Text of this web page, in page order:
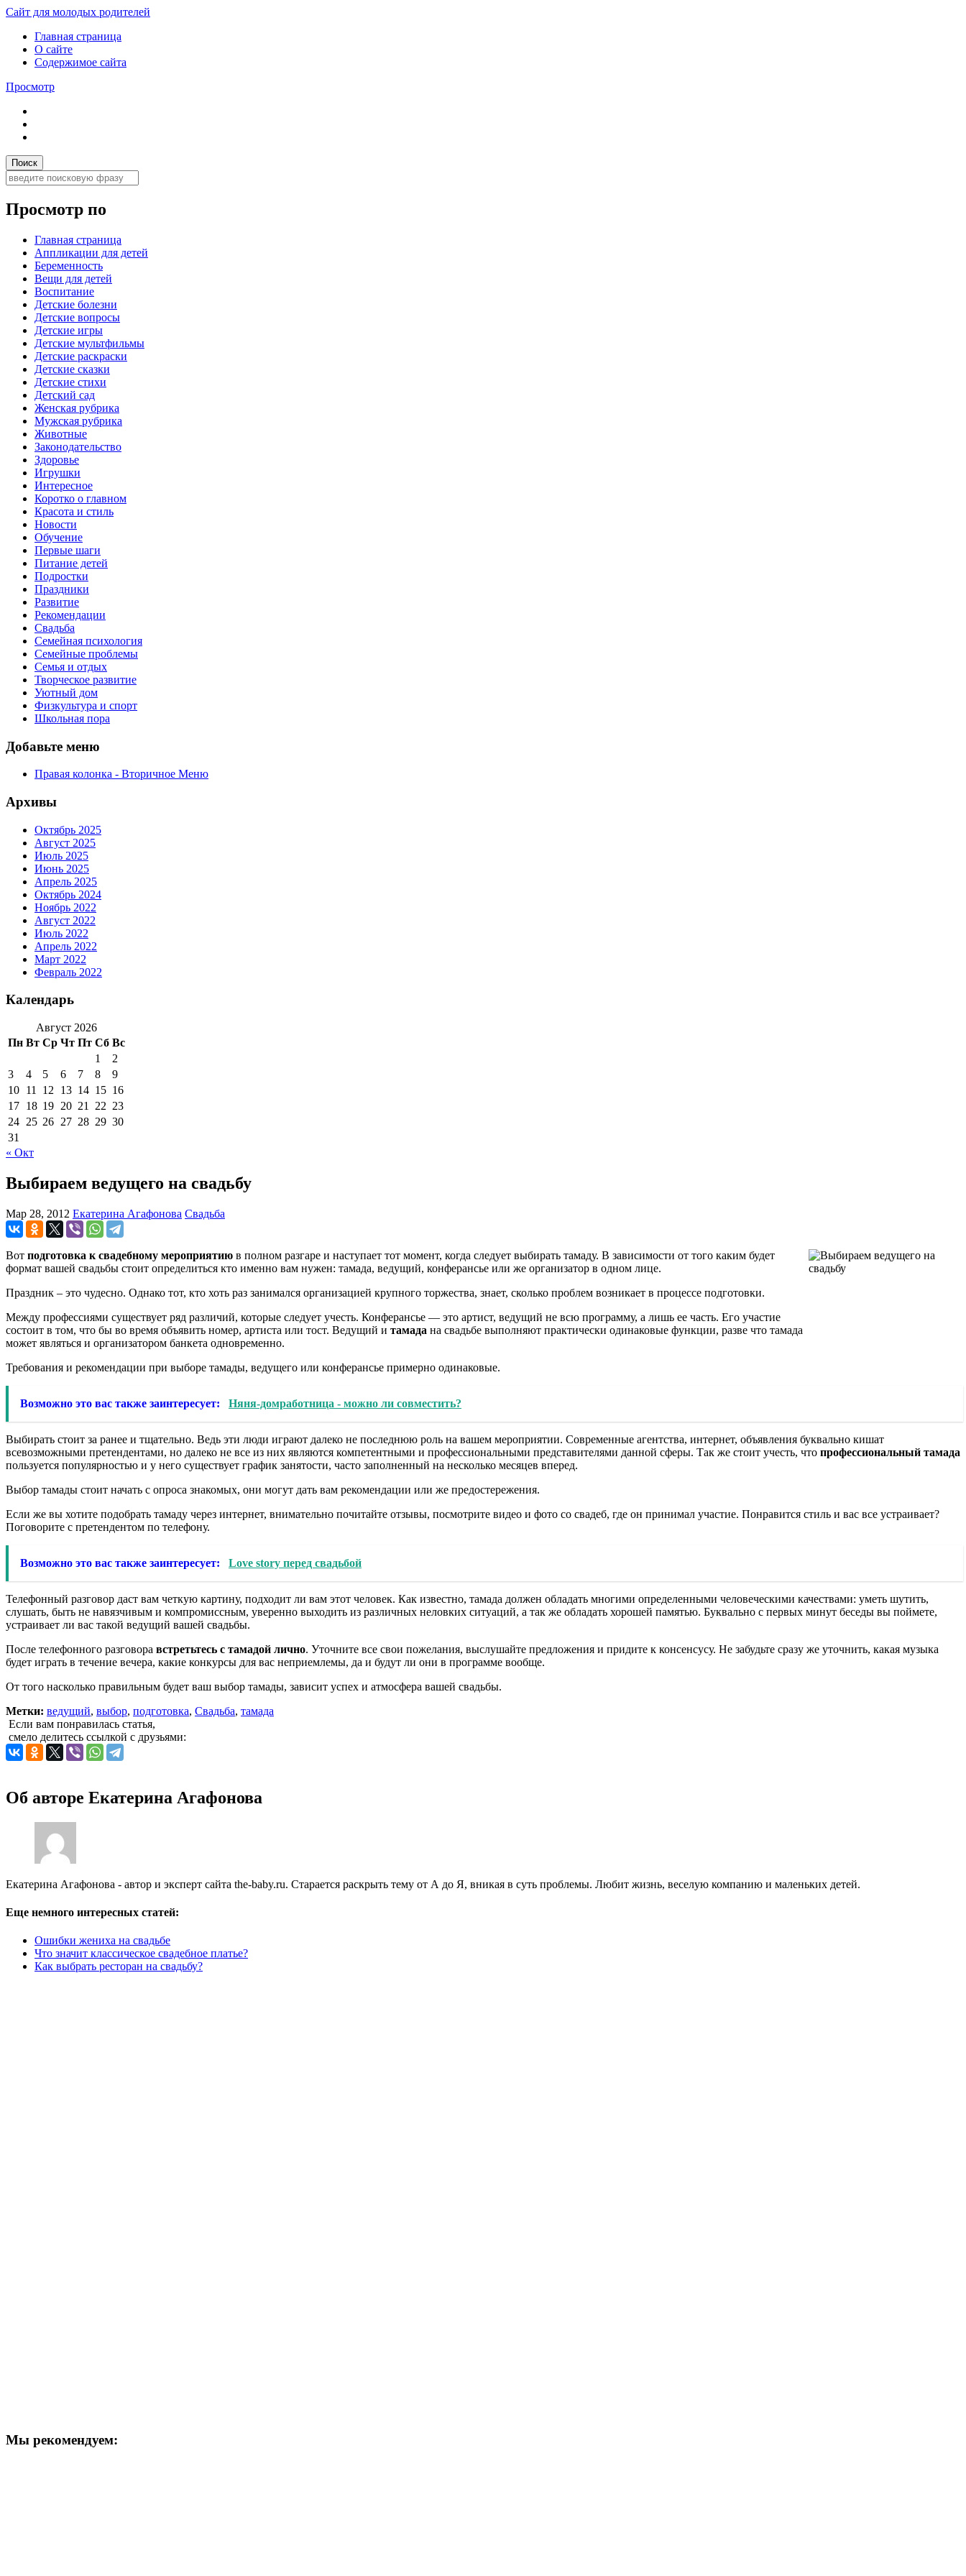
Сайт для молодых родителей
Главная страница
О сайте
Содержимое сайта
Просмотр
Просмотр по
Главная страница
Аппликации для детей
Беременность
Вещи для детей
Воспитание
Детские болезни
Детские вопросы
Детские игры
Детские мультфильмы
Детские раскраски
Детские сказки
Детские стихи
Детский сад
Женская рубрика
Мужская рубрика
Животные
Законодательство
Здоровье
Игрушки
Интересное
Коротко о главном
Красота и стиль
Новости
Обучение
Первые шаги
Питание детей
Подростки
Праздники
Развитие
Рекомендации
Свадьба
Семейная психология
Семейные проблемы
Семья и отдых
Творческое развитие
Уютный дом
Физкультура и спорт
Школьная пора
Добавьте меню
Правая колонка - Вторичное Меню
Архивы
Октябрь 2025
Август 2025
Июль 2025
Июнь 2025
Апрель 2025
Октябрь 2024
Ноябрь 2022
Август 2022
Июль 2022
Апрель 2022
Март 2022
Февраль 2022
Календарь
Август 2026
Пн Вт Ср Чт Пт Сб Вс
1
2
3
4 5 6 7 8
9
10 11 12 13 14 15 16
17 18 19 20 21 22 23
24 25 26 27 28 29 30
31
« Окт
Выбираем ведущего на свадьбу
Мар 28, 2012 Екатерина Агафонова Свадьба
Вот подготовка к свадебному мероприятию в полном разгаре и наступает тот момент, когда следует выбирать тамаду. В зависимости от того каким будет
формат вашей свадьбы стоит определиться кто именно вам нужен: тамада, ведущий, конферансье или же организатор в одном лице.
Праздник – это чудесно. Однако тот, кто хоть раз занимался организацией крупного торжества, знает, сколько проблем возникает в процессе подготовки.
Между профессиями существует ряд различий, которые следует учесть. Конферансье — это артист, ведущий не всю программу, а лишь ее часть. Его участие
состоит в том, что бы во время объявить номер, артиста или тост. Ведущий и тамада на свадьбе выполняют практически одинаковые функции, разве что тамада
может являться и организатором банкета одновременно.
Требования и рекомендации при выборе тамады, ведущего или конферансье примерно одинаковые.
Возможно это вас также заинтересует: Няня-домработница - можно ли совместить?
Выбирать стоит за ранее и тщательно. Ведь эти люди играют далеко не последнюю роль на вашем мероприятии. Современные агентства, интернет, объявления буквально кишат
всевозможными претендентами, но далеко не все из них являются компетентными и профессиональными представителями данной сферы. Так же стоит учесть, что профессиональный тамада
пользуется популярностью и у него существует график занятости, часто заполненный на несколько месяцев вперед.
Выбор тамады стоит начать с опроса знакомых, они могут дать вам рекомендации или же предостережения.
Если же вы хотите подобрать тамаду через интернет, внимательно почитайте отзывы, посмотрите видео и фото со свадеб, где он принимал участие. Понравится стиль и вас все устраивает?
Поговорите с претендентом по телефону.
Возможно это вас также заинтересует: Love story перед свадьбой
Телефонный разговор даст вам четкую картину, подходит ли вам этот человек. Как известно, тамада должен обладать многими определенными человеческими качествами: уметь шутить,
слушать, быть не навязчивым и компромиссным, уверенно выходить из различных неловких ситуаций, а так же обладать хорошей памятью. Буквально с первых минут беседы вы поймете,
устраивает ли вас такой ведущий вашей свадьбы.
После телефонного разговора встретьтесь с тамадой лично. Уточните все свои пожелания, выслушайте предложения и придите к консенсусу. Не забудьте сразу же уточнить, какая музыка
будет играть в течение вечера, какие конкурсы для вас неприемлемы, да и будут ли они в программе вообще.
От того насколько правильным будет ваш выбор тамады, зависит успех и атмосфера вашей свадьбы.
Метки: ведущий, выбор, подготовка, Свадьба, тамада
Если вам понравилась статья,
смело делитесь ссылкой с друзьями:
Об авторе Екатерина Агафонова
Екатерина Агафонова - автор и эксперт сайта the-baby.ru. Старается раскрыть тему от А до Я, вникая в суть проблемы. Любит жизнь, веселую компанию и маленьких детей.
Еще немного интересных статей:
Ошибки жениха на свадьбе
Что значит классическое свадебное платье?
Как выбрать ресторан на свадьбу?
Мы рекомендуем: